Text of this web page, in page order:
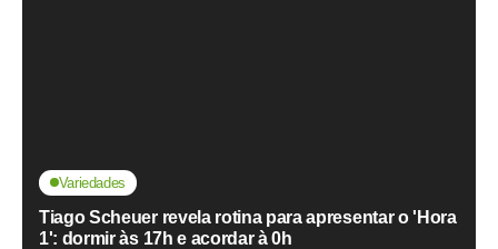
Variedades
Tiago Scheuer revela rotina para apresentar o 'Hora
1': dormir às 17h e acordar à 0h